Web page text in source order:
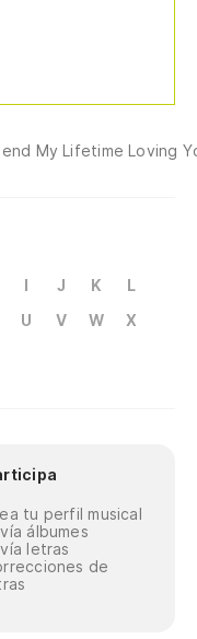
My Lifetime Loving
I J K
L
U V W
X
tu perfil musical
álbumes
letras
de